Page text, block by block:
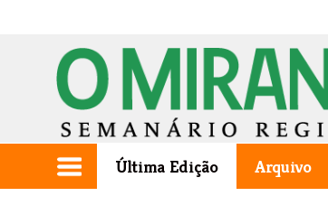
Última Edição Arquivo